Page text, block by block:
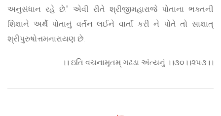
અનુસંધાન રહે છે.” એવી રીતે શ્રીજીમહારાજે પોતાના ભક્તની
શિક્ષાને અર્થે પોતાનું વર્તન લઈને વાર્તા કરી ને પોતે તો સાક્ષાત્
શ્રીપુરુષોત્તમનારાયણ છે.
।। ઇતિ વચનામૃતમ્ ગઢડા અંત્યનું ।।૩૦।।૨૫૩।।